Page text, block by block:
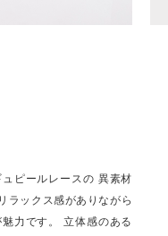
ピールレースの 異素材
ラックス感がありながら
力です。 立体感のある